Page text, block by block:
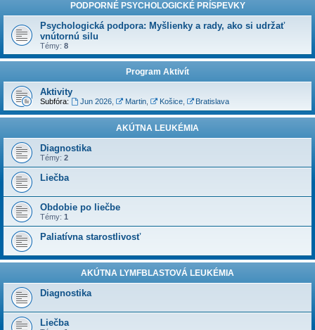
PODPORNÉ PSYCHOLOGICKÉ PRÍSPEVKY
Psychologická podpora: Myšlienky a rady, ako si udržať
vnútornú silu
Témy: 8
Program Aktivít
Aktivity
Subfóra: Jun 2026, Martin, Košice, Bratislava
AKÚTNA LEUKÉMIA
Diagnostika
Témy: 2
Liečba
Obdobie po liečbe
Témy: 1
Paliatívna starostlivosť
AKÚTNA LYMFBLASTOVÁ LEUKÉMIA
Diagnostika
Liečba